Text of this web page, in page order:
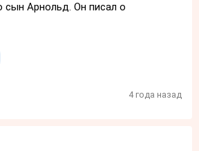
сын Арнольд. Он писал о
4 года назад